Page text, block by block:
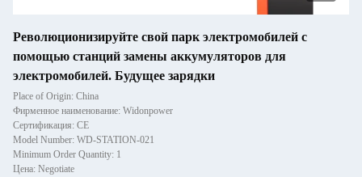
Революционизируйте свой парк электромобилей с
помощью станций замены аккумуляторов для
электромобилей. Будущее зарядки
Place of Origin: China
Фирменное наименование: Widonpower
Сертификация: CE
Model Number: WD-STATION-021
Minimum Order Quantity: 1
Цена: Negotiate